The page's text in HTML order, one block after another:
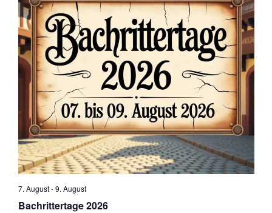
h
l
e
n
.
Bachrittertage 2026
7. August-9. August